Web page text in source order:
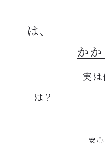
は
か
実
は？
安